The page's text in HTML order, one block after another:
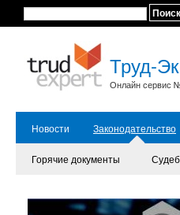
Поиск
Труд-
Онлайн сервис
Новости Законодательство
Горячие документы